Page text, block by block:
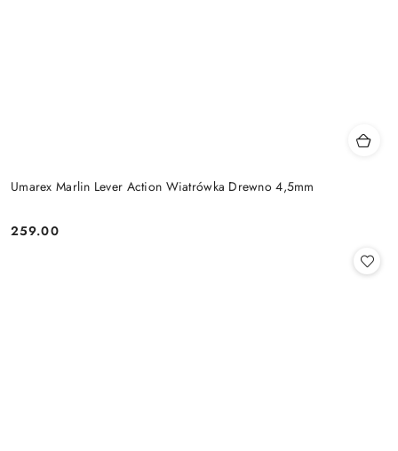
Umarex Marlin Lever Action Wiatrówka Drewno 4,5mm
Cena:
259.00